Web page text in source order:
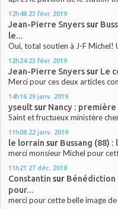
12h48 23 févr. 2019
Jean-Pierre Snyerssur
le...
Oui, total soutien à J-F Michel!
12h24 23 févr. 2019
Jean-Pierre Snyerssur Le
Merci pour ces deux articles
14h16 29 janv. 2019
yseultsur Nancy :
Saint et fructueux ministère
11h08 22 janv. 2019
le lorrain sur Bussang (88)
merci monsieur Michel pour
11h21 27 déc. 2018
Constantin sur Bénédiction
pour...
merci pour cette belle image